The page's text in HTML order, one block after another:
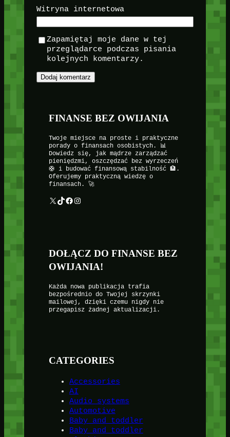
Witryna internetowa
Zapamiętaj moje dane w tej
przeglądarce podczas pisania
kolejnych komentarzy.
FINANSE BEZ OWIJANIA
Twoje miejsce na proste i praktyczne
porady o finansach osobistych. 📊
Dowiedz się, jak mądrze zarządzać
pieniędzmi, oszczędzać bez wyrzeczeń
🛟 i budować finansową stabilność 🏦.
Oferujemy praktyczną wiedzę o
finansach. 🚀
X TikTok Facebook Instagram
DOŁĄCZ DO FINANSE BEZ
OWIJANIA!
Każda nowa publikacja trafia
bezpośrednio do Twojej skrzynki
mailowej, dzięki czemu nigdy nie
przegapisz żadnej aktualizacji.
CATEGORIES
Accessories
AI
Audio systems
Automotive
Baby and toddler
Baby and toddler